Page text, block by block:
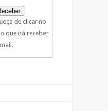
de clicar no
que irá receber